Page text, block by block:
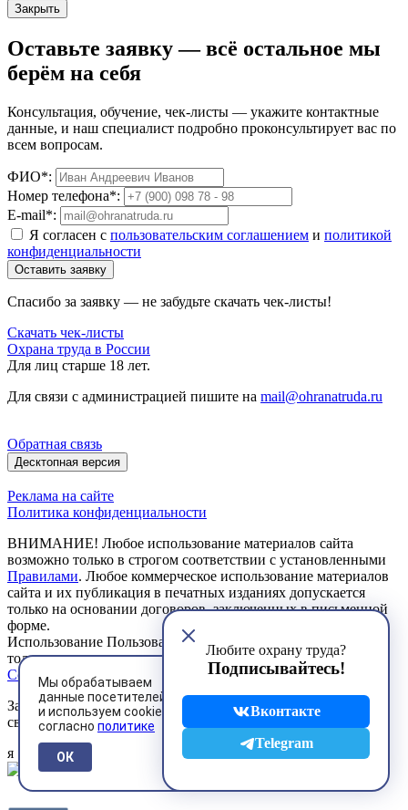
Закрыть
Оставьте заявку — всё остальное мы
берём на себя
Консультация, обучение, чек-листы — укажите контактные
данные, и наш специалист подробно проконсультирует вас по
всем вопросам.
ФИО*:
Номер телефона*:
E-mail*:
Я согласен с пользовательским соглашением и политикой
конфиденциальности
Оставить заявку
Спасибо за заявку — не забудьте скачать чек-листы!
Скачать чек-листы
Мы обрабатываем
данные посетителей
и используем cookies
согласно политике
ОК
Любите охрану труда?
Подписывайтесь!
Вконтакте
Telegram
Охрана труда в России
Для лиц старше 18 лет.
Для связи с администрацией пишите на mail@ohranatruda.ru
Обратная связь
Десктопная версия
Реклама на сайте
Политика конфиденциальности
ВНИМАНИЕ! Любое использование материалов сайта
возможно только в строгом соответствии с установленными
Правилами. Любое коммерческое использование материалов
сайта и их публикация в печатных изданиях допускается
только на основании договоров, заключенных в письменной
форме.
Использование Пользователем сервисов сайта возможно
только на условиях, предусмотренныхПользовательским
Соглашением
Зарегистрированное средство массовой информации
свидетельство ЭЛ № ФС 77 - 85134 от 27.04.2023 г.
я